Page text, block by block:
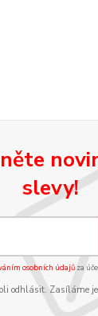
slevy!
osobních údajůza
odhlásit. Zasíláme